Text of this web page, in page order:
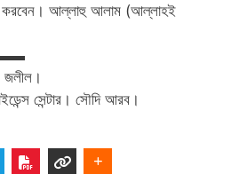
করবেন। আল্লাহু আলাম (আল্লাহই
জলীল।
সেন্টার। সৌদি আরব।